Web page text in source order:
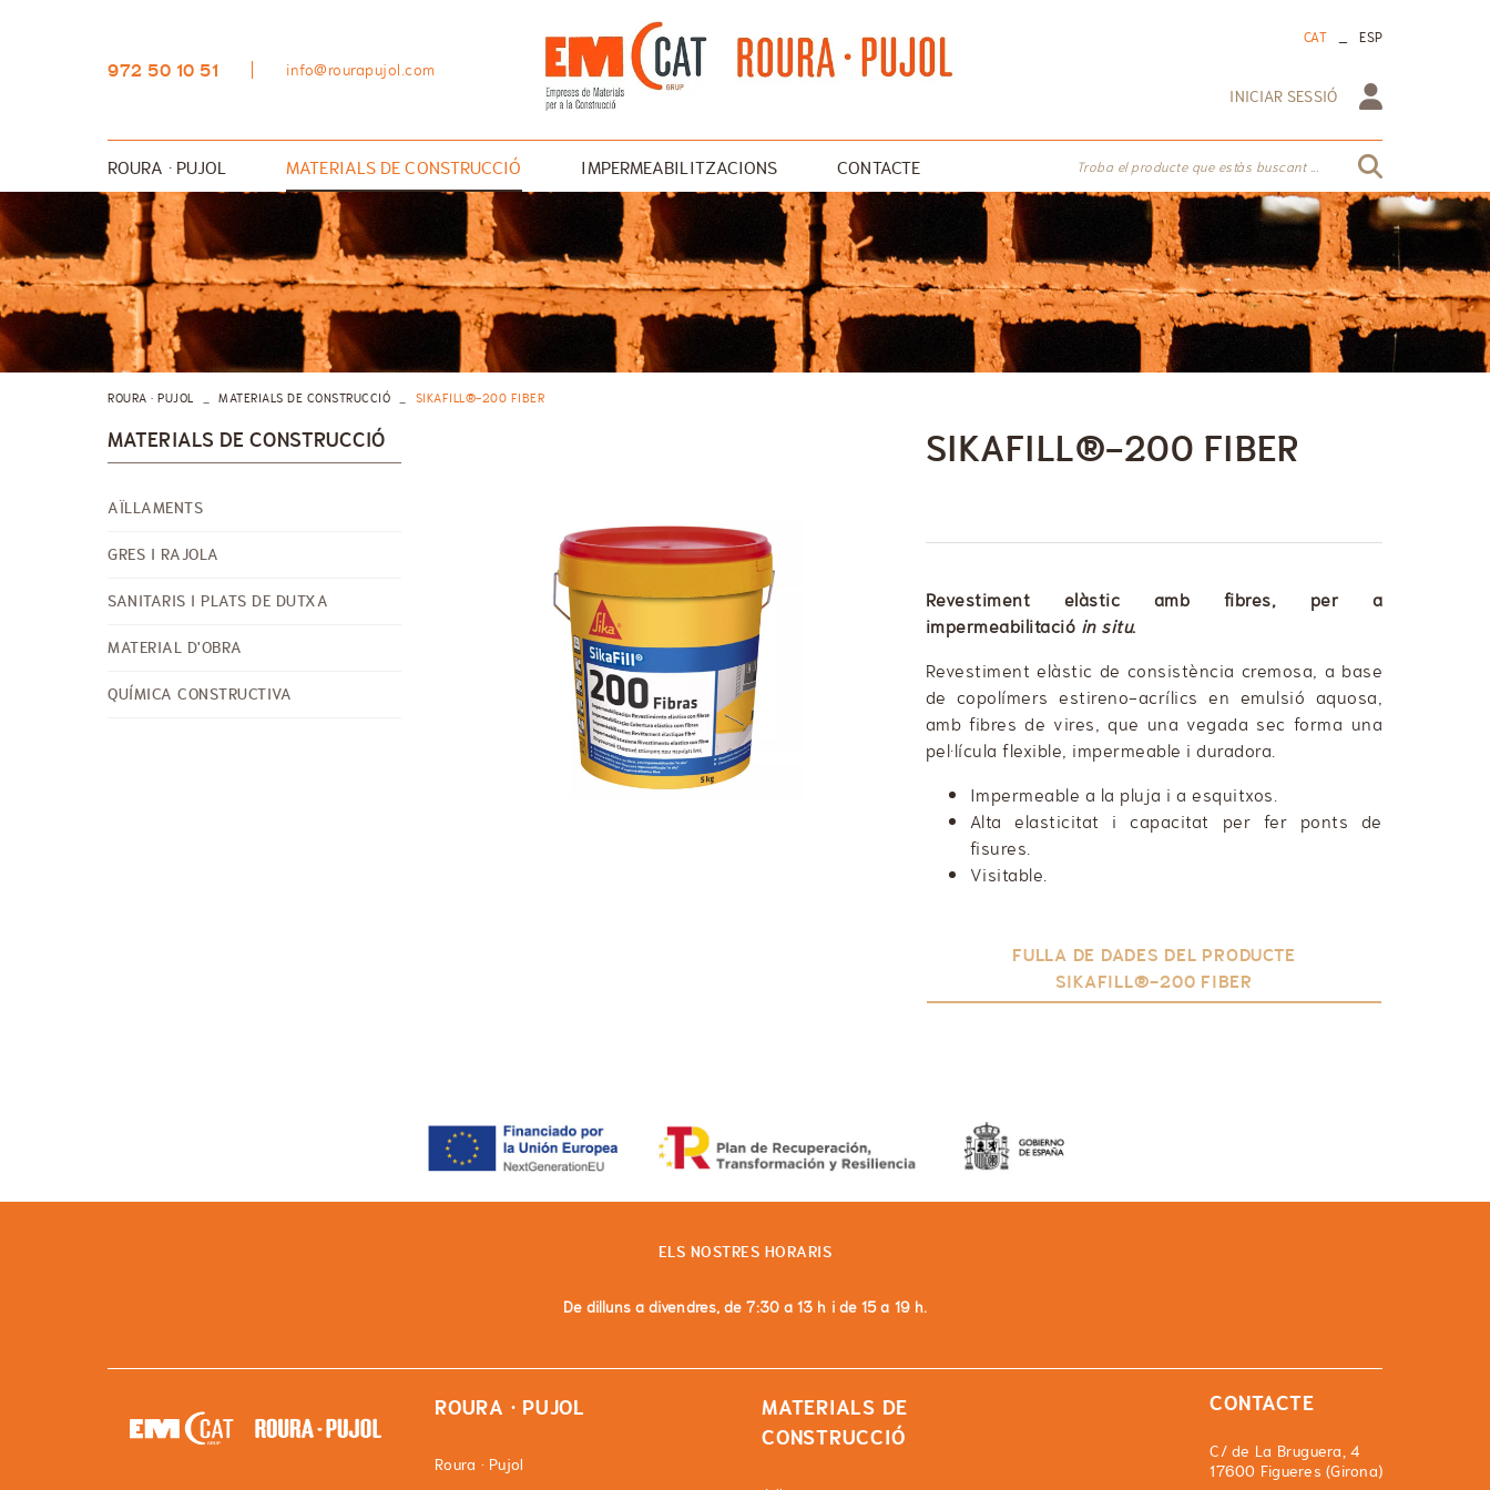
972 50 10 51 info@rourapujol.com
CAT _ ESP
INICIAR SESSIÓ
ROURA · PUJOL MATERIALS DE CONSTRUCCIÓ
AÏLLAMENTS
GRES I RAJOLA
SANITARIS I PLATS DE DUTXA
MATERIAL D'OBRA
QUÍMICA CONSTRUCTIVA
IMPERMEABILITZACIONS CONTACTE Troba el producte que estàs buscant ...
ROURA · PUJOL MATERIALS DE CONSTRUCCIÓ SIKAFILL®-200 FIBER
SIKAFILL®-200 FIBER
Revestiment elàstic amb fibres, per a
impermeabilitació in situ.
Revestiment elàstic de consistència cremosa, a base
de copolímers estireno-acrílics en emulsió aquosa,
amb fibres de vires, que una vegada sec forma una
pel·lícula flexible, impermeable i duradora.
Impermeable a la pluja i a esquitxos.
Alta elasticitat i capacitat per fer ponts de
fisures.
Visitable.
FULLA DE DADES DEL PRODUCTE
SIKAFILL®-200 FIBER
MATERIALS DE CONSTRUCCIÓ
AÏLLAMENTS
GRES I RAJOLA
SANITARIS I PLATS DE DUTXA
MATERIAL D'OBRA
QUÍMICA CONSTRUCTIVA
ELS NOSTRES HORARIS
De dilluns a divendres, de 7:30 a 13 h i de 15 a 19 h.
ROURA · PUJOL
Roura · Pujol
MATERIALS DE
CONSTRUCCIÓ
CONTACTE
C/ de La Bruguera, 4
17600 Figueres (Girona)